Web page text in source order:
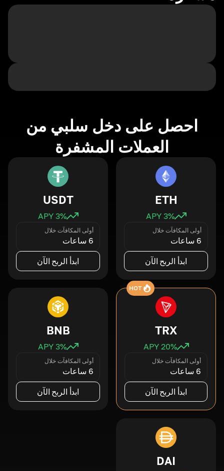
احصل على دخل سلبي من
العملات المشفرة
ETH
3% APY
أولى المكافآت خلال
6 ساعات
ابدأ الربح الآن
USDT
3% APY
أولى المكافآت خلال
6 ساعات
ابدأ الربح الآن
HOT
TRX
20% APY
أولى المكافآت خلال
6 ساعات
ابدأ الربح الآن
BNB
3% APY
أولى المكافآت خلال
6 ساعات
ابدأ الربح الآن
DAI